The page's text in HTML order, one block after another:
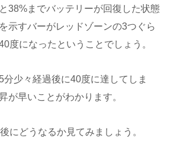
38%までバッテリーが回復した状態
示すバーがレッドゾーンの3つぐら
度になったということでしょう。
分少々経過後に40度に達してしま
が早いことがわかります。
にどうなるか見てみましょう。